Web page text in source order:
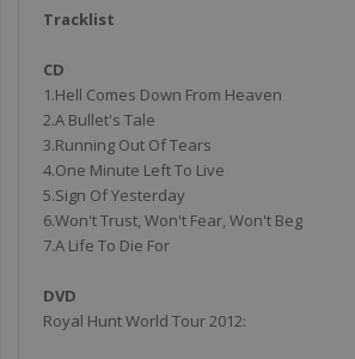
Tracklist
CD
1.Hell Comes Down From Heaven
2.A Bullet's Tale
3.Running Out Of Tears
4.One Minute Left To Live
5.Sign Of Yesterday
6.Won't Trust, Won't Fear, Won't Beg
7.A Life To Die For
DVD
Royal Hunt World Tour 2012: